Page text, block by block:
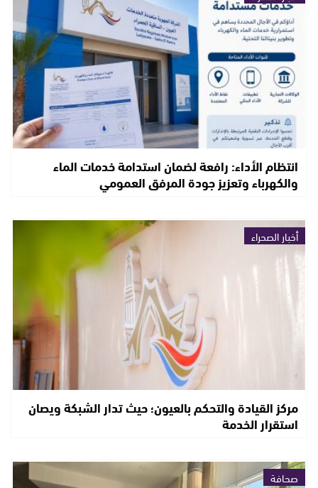
انتظام الأداء: رافعة لضمان استدامة خدمات الماء
والكهرباء وتعزيز جودة المرفق العمومي
أخبار الصحراء
مركز القيادة والتحكم بالعيون؛ حيث تدار الشبكة ويصان
استقرار الخدمة
صحافة